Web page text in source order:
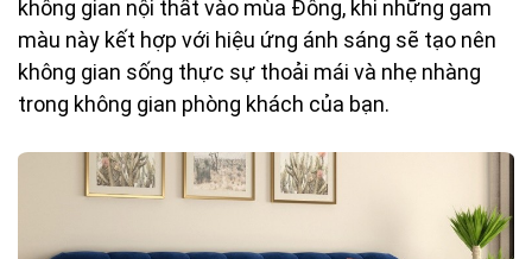
không gian nội thất vào mùa Đông, khi những gam
màu này kết hợp với hiệu ứng ánh sáng sẽ tạo nên
không gian sống thực sự thoải mái và nhẹ nhàng
trong không gian phòng khách của bạn.